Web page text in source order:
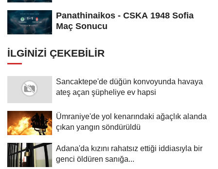
Panathinaikos - CSKA 1948 Sofia
Maç Sonucu
İLGINIZI ÇEKEBILIR
Sancaktepe'de düğün konvoyunda havaya
ateş açan şüpheliye ev hapsi
Ümraniye'de yol kenarındaki ağaçlık alanda
çıkan yangın söndürüldü
Adana'da kızını rahatsız ettiği iddiasıyla bir
genci öldüren sanığa...